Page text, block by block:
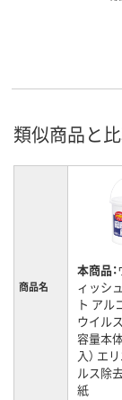
類似商品と
商品名
本商品：
ィッシ
ト アル
ウイル
容量本
入） エ
ルス除
紙